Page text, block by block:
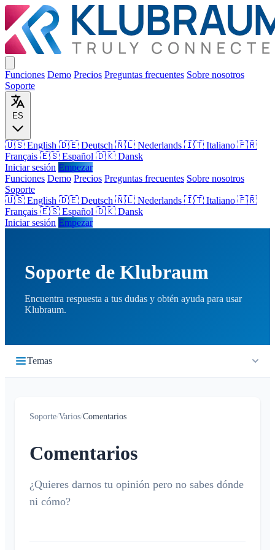
Funciones Demo Precios Preguntas frecuentes Sobre nosotros
Soporte
ES
🇺🇸 English 🇩🇪 Deutsch 🇳🇱 Nederlands 🇮🇹 Italiano 🇫🇷
Français 🇪🇸 Español 🇩🇰 Dansk
Iniciar sesión Empezar
Funciones Demo Precios Preguntas frecuentes Sobre nosotros
Soporte
🇺🇸 English 🇩🇪 Deutsch 🇳🇱 Nederlands 🇮🇹 Italiano 🇫🇷
Français 🇪🇸 Español 🇩🇰 Dansk
Iniciar sesión Empezar
Soporte de Klubraum
Encuentra respuesta a tus dudas y obtén ayuda para usar
Klubraum.
Temas
Unirse a un Klubraum
Nuevo Klubraum
Consejos para usar la app
Niños en Klubraum
¿Qué es la cronología?
Calendario
¿Qué es el calendario?
Crear / cancelar / editar eventos
Viaje compartido
Conversaciones
Soporte/Varios/Comentarios
Comentarios
¿Quieres darnos tu opinión pero no sabes dónde
ni cómo?